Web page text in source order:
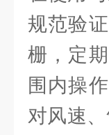
规范验
栅，定
围内操
对风速